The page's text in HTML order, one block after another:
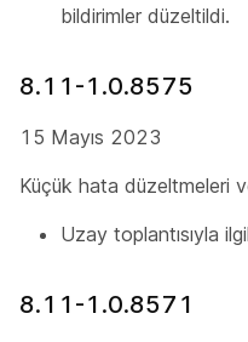
bildirimler düzeltildi.
8.11-1.0.8575
15 Mayıs 2023
Küçük hata düzeltmeleri
Uzay toplantısıyla
8.11-1.0.8571